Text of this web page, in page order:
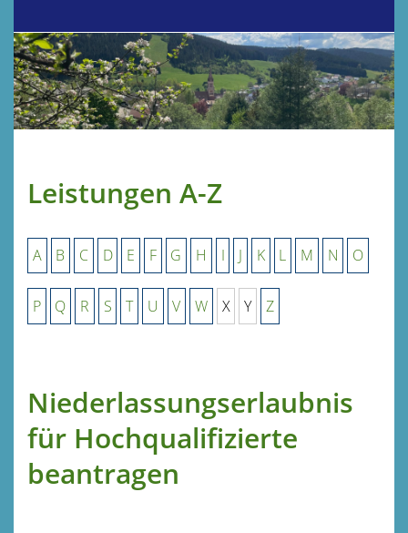
Leistungen A-Z
A B C D E F G H I J K L M N O
P Q R S T U V W X Y Z
Niederlassungserlaubnis
für Hochqualifizierte
beantragen